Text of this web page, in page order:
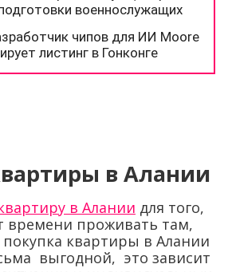
в Алании
в Алании для того,
времени проживать там,
покупка квартиры в Алании
выгодной, это зависит